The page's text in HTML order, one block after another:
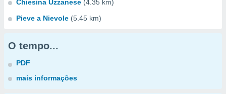
Chiesina Uzzanese (4.35 km)
Pieve a Nievole (5.45 km)
O tempo...
PDF
mais informações